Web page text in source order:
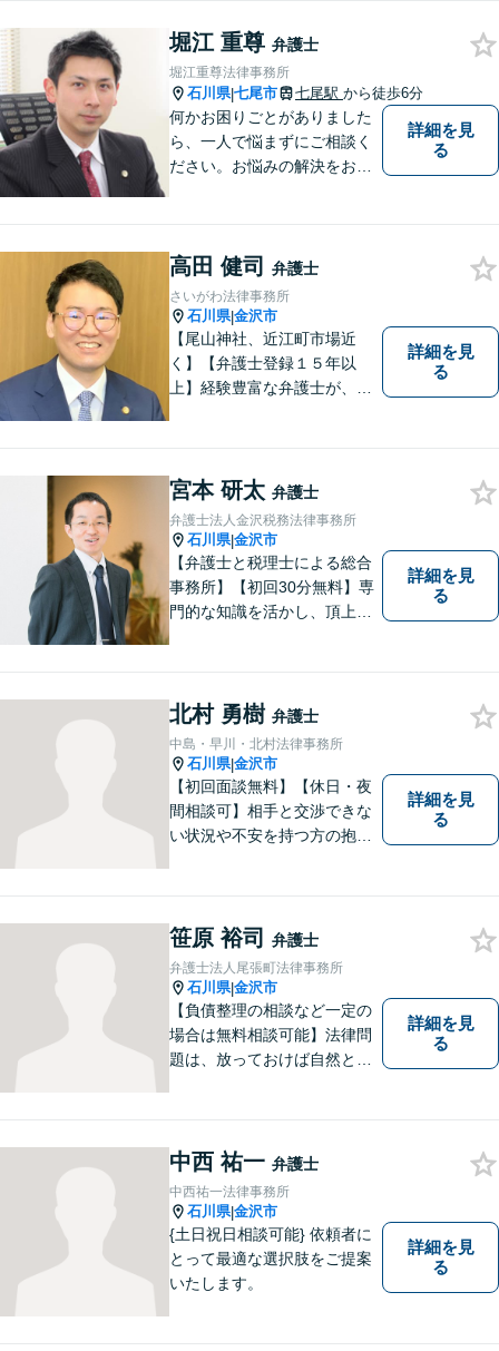
弁護士が介入することで賠償
金の大幅な増額が実現できる
ケースあり」【休日・夜間相
談可】
堀江 重尊 弁護士
堀江重尊法律事務所
石川県|七尾市 七尾駅 から徒歩6分
何かお困りごとがありました
ら、一人で悩まずにご相談く
ださい。お悩みの解決をお手
詳細を見
る
高田 健司 弁護士
さいがわ法律事務所
石川県|金沢市
【尾山神社、近江町市場近
く】【弁護士登録１５年以
上】経験豊富な弁護士が、誠
詳細を見
る
宮本 研太 弁護士
弁護士法人金沢税務法律事務所
石川県|金沢市
【弁護士と税理士による総合
事務所】【初回30分無料】専
門的な知識を活かし、頂上＝
ジあります。
詳細を見
る
北村 勇樹 弁護士
中島・早川・北村法律事務所
石川県|金沢市
【初回面談無料】【休日・夜
間相談可】相手と交渉できな
い状況や不安を持つ方の抱え
護士に話を聞いてもらうこと
でトラブル解決のきっかけを
つかむことができるかもしれ
ません。
詳細を見
る
笹原 裕司 弁護士
弁護士法人尾張町法律事務所
石川県|金沢市
【負債整理の相談など一定の
場合は無料相談可能】法律問
題は、放っておけば自然と解
なります。 お気軽にご相談く
ださい。
詳細を見
る
中西 祐一 弁護士
中西祐一法律事務所
石川県|金沢市
{土日祝日相談可能} 依頼者に
とって最適な選択肢をご提案
いたします。
詳細を見
る